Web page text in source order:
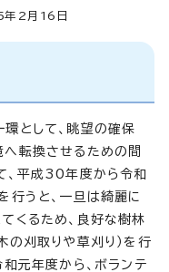
年2月 16 日
として、眺望の確保
へ転換させるための間
、平成30年度から令和
行うと、一旦は綺麗に
くるため、良好な樹林
の刈取りや草刈り）を行
和元年度から、ボランテ